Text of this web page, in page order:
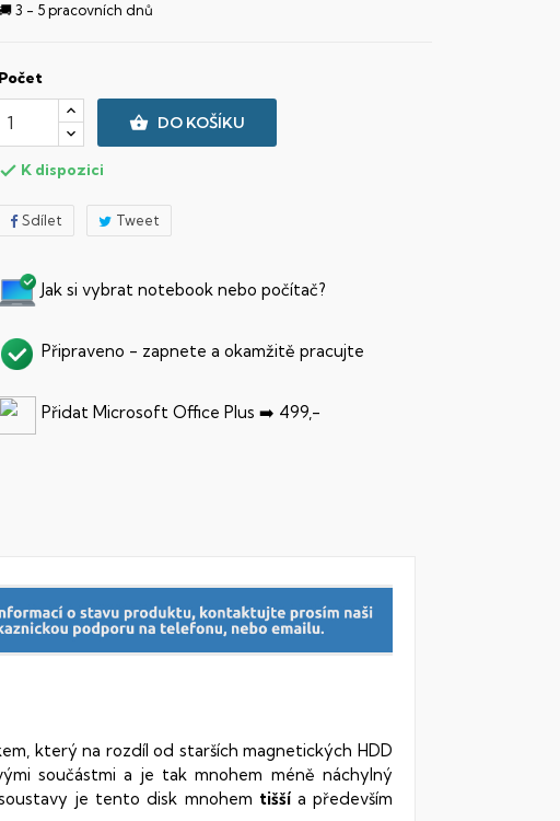
3 - 5 pracovních dnů
Počet
 DO KOŠÍKU
 K dispozici
Sdílet Tweet
Jak si vybrat notebook nebo počítač?
Připraveno - zapnete a okamžitě pracujte
Přidat Microsoft Office Plus ➡️ 499,-
který na rozdíl od starších magnetických HDD
součástmi a je tak mnohem méně náchylný
je tento disk mnohem tišší a především